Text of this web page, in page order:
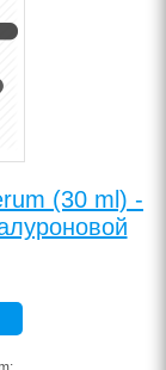
(30 ml) -